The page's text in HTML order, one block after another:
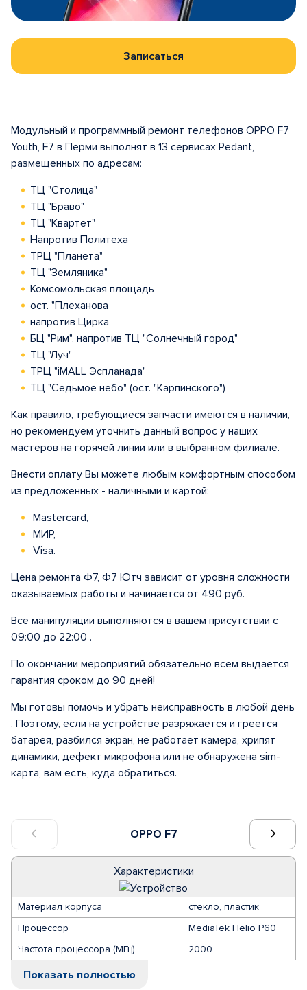
Записаться
OPPO F7
Характеристики
Материал корпуса
стекло, пластик
Процессор
MediaTek Helio P60
Частота процессора (МГц)
2000
Показать полностью
Модульный и программный ремонт телефонов OPPO F7
Youth, F7 в Перми выполнят в 13 сервисах Pedant,
размещенных по адресам:
ТЦ "Столица"
ТЦ "Браво"
ТЦ "Квартет"
Напротив Политеха
ТРЦ "Планета"
ТЦ "Земляника"
Комсомольская площадь
ост. "Плеханова
напротив Цирка
БЦ "Рим", напротив ТЦ "Солнечный город"
ТЦ "Луч"
ТРЦ "iMALL Эспланада"
ТЦ "Седьмое небо" (ост. "Карпинского")
Как правило, требующиеся запчасти имеются в наличии,
но рекомендуем уточнить данный вопрос у наших
мастеров на горячей линии или в выбранном филиале.
Внести оплату Вы можете любым комфортным способом
из предложенных - наличными и картой:
Mastercard,
МИР,
Visa.
Цена ремонта Ф7, Ф7 Ютч зависит от уровня сложности
оказываемых работы и начинается от 490 руб.
Все манипуляции выполняются в вашем присутствии с
09:00 до 22:00 .
По окончании мероприятий обязательно всем выдается
гарантия сроком до 90 дней!
Мы готовы помочь и убрать неисправность в любой день
. Поэтому, если на устройстве разряжается и греется
батарея, разбился экран, не работает камера, хрипят
динамики, дефект микрофона или не обнаружена sim-
карта, вам есть, куда обратиться.